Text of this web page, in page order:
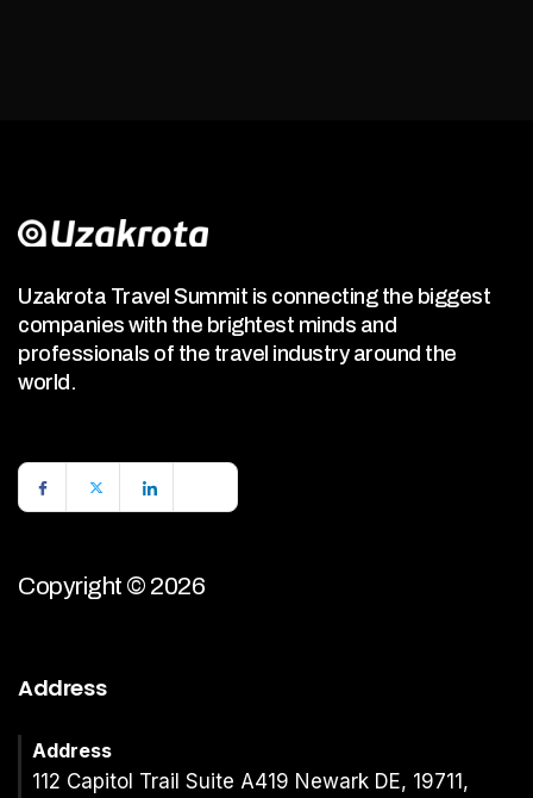
Uzakrota Travel Summit is connecting the biggest
companies with the brightest minds and
professionals of the travel industry around the
world.
Copyright © 2026
Address
Address
112 Capitol Trail Suite A419 Newark DE, 19711,